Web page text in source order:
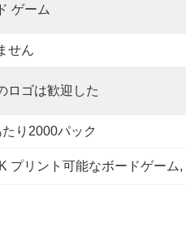
ゲーム
せん
ロゴは歓迎した
り2000パック
プリント可能なボードゲーム,